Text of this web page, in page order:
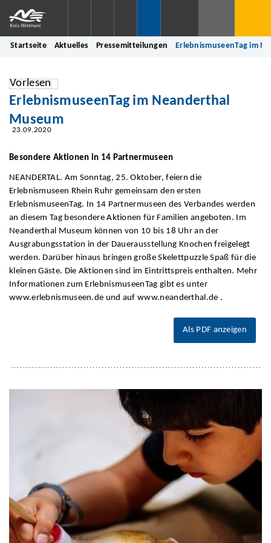
Startseite Aktuelles Pressemitteilungen ErlebnismuseenTag im
Vorlesen
ErlebnismuseenTag im Neanderthal
Museum
23.09.2020
Besondere Aktionen in 14 Partnermuseen
NEANDERTAL. Am Sonntag, 25. Oktober, feiern die
Erlebnismuseen Rhein Ruhr gemeinsam den ersten
ErlebnismuseenTag. In 14 Partnermuseen des Verbandes werden
an diesem Tag besondere Aktionen für Familien angeboten. Im
Neanderthal Museum können von 10 bis 18 Uhr an der
Ausgrabungsstation in der Dauerausstellung Knochen freigelegt
werden. Darüber hinaus bringen große Skelettpuzzle Spaß für die
kleinen Gäste. Die Aktionen sind im Eintrittspreis enthalten. Mehr
Informationen zum ErlebnismuseenTag gibt es unter
www.erlebnismuseen.de und auf www.neanderthal.de .
Als PDF anzeigen